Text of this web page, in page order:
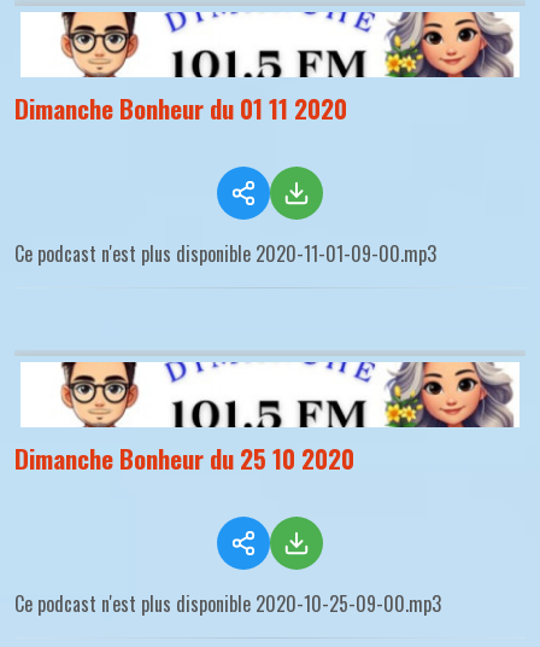
Dimanche Bonheur du 01 11 2020
Ce podcast n'est plus disponible 2020-11-01-09-00.mp3
Dimanche Bonheur du 25 10 2020
Ce podcast n'est plus disponible 2020-10-25-09-00.mp3